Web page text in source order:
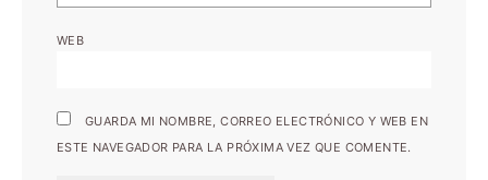
WEB
GUARDA MI NOMBRE, CORREO ELECTRÓNICO Y WEB EN
ESTE NAVEGADOR PARA LA PRÓXIMA VEZ QUE COMENTE.